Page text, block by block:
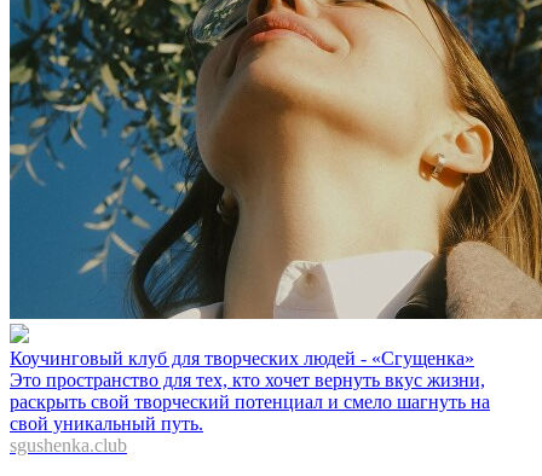
Коучинговый клуб для творческих людей - «Сгущенка»
Это пространство для тех, кто хочет вернуть вкус жизни,
раскрыть свой творческий потенциал и смело шагнуть на
свой уникальный путь.
sgushenka.club